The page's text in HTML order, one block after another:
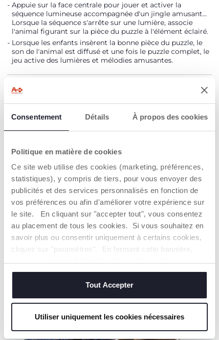
Consentement Détails À propos des cookies
Politique en matière de cookies
Ce site web utilise des cookies (marketing, préférences,
statistiques), y compris de tiers, pour vous envoyer des
publicités et des services personnalisés en fonction de
vos préférences ou afin d'améliorer votre expérience sur
le site. En cliquant sur "accepter tout", vous consentez
au placement de tous les cookies. Si vous souhaitez en
savoir plus ou consentir uniquement à certains cookies,
cliquez sur "paramètres". En fermant cette bannière,
techniques, qui sont essentiels au service demandé.
Tout Accepter
Utiliser uniquement les cookies nécessaires
Appuie sur la face centrale pour jouer et activer la
séquence lumineuse accompagnée d'un jingle amusant...
Lorsque la séquence s'arrête sur une lumière, associe
l'animal figurant sur la pièce du puzzle à l'élément éclairé.
Lorsque les enfants insèrent la bonne pièce du puzzle, le
son de l'animal est diffusé et une fois le puzzle complet, le
jeu active des lumières et mélodies amusantes.
DÉTAILS DU PRODUIT
AVERTISSEMENTS ET INSTRUCTIONS
Trouver un Revendeur
NOS RECOMMANDATIONS